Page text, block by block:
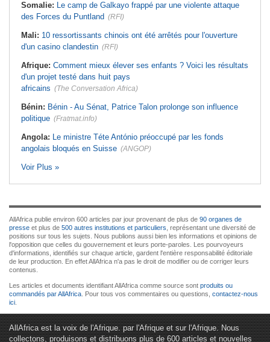
Somalie: Le camp de Galkayo frappé par une violente attaque
des Forces du Puntland (RFI)
Mali: 10 ressortissants chinois ont été arrêtés pour l'ouverture
d'un casino clandestin (RFI)
Afrique: Comment mieux élever ses enfants ? Voici les résultats
d'un projet testé dans huit pays
africains (The Conversation Africa)
Bénin: Bénin - Au Sénat, Patrice Talon prolonge son influence
politique (Fratmat.info)
Angola: Le ministre Téte António préoccupé par les fonds
angolais bloqués en Suisse (ANGOP)
Voir Plus »
AllAfrica publie environ 600 articles par jour provenant de plus de 90 organes de
presse et plus de 500 autres institutions et particuliers , représentant une diversité de
positions sur tous les sujets. Nous publions aussi bien les informations et opinions de
l'opposition que celles du gouvernement et leurs porte-paroles. Les pourvoyeurs
d'informations, identifiés sur chaque article, gardent l'entière responsabilité éditoriale
de leur production. En effet AllAfrica n'a pas le droit de modifier ou de corriger leurs
contenus.
Les articles et documents identifiant AllAfrica comme source sont produits ou
commandés par AllAfrica . Pour tous vos commentaires ou questions, contactez-nous
ici
AllAfrica est la voix de l'Afrique. par l'Afrique et sur l'Afrique. Nous
collectons, produisons et distribuons plus de 600 articles et nouvelles